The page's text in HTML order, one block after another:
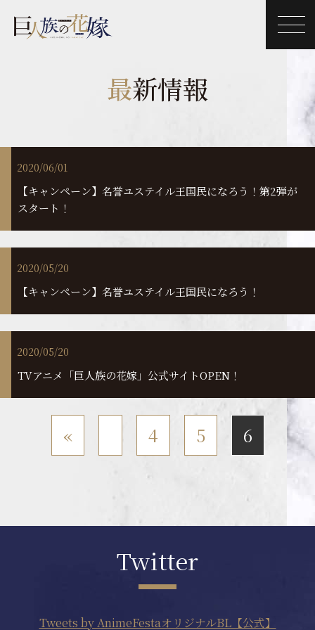
最新情報
2020/06/01
【キャンペーン】名誉ユステイル王国民になろう！第2弾が
スタート！
2020/05/20
【キャンペーン】名誉ユステイル王国民になろう！
2020/05/20
TVアニメ「巨人族の花嫁」公式サイトOPEN！
« 4 5 6
Twitter
Tweets by AnimeFestaオリジナルBL【公式】